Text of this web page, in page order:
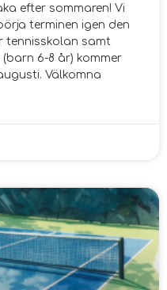
efter sommaren! Vi
terminen igen den
tennisskolan samt
6-8 år) kommer
Välkomna